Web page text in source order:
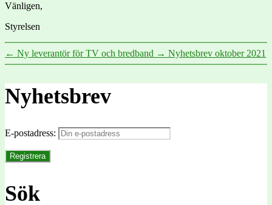
Vänligen,
Styrelsen
← Ny leverantör för TV och bredband → Nyhetsbrev oktober 2021
Nyhetsbrev
E-postadress:
Sök